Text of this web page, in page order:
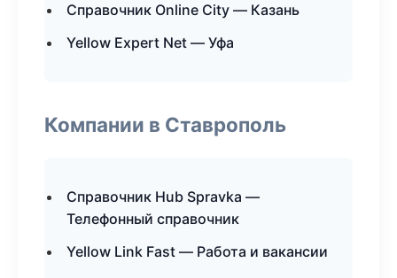
Справочник Online City — Казань
Yellow Expert Net — Уфа
Компании в Ставрополь
Справочник Hub Spravka —
Телефонный справочник
Yellow Link Fast — Работа и вакансии